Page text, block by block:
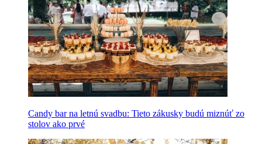
Candy bar na letnú svadbu: Tieto zákusky budú miznúť zo
stolov ako prvé